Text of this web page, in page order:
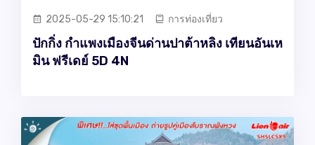
2025-05-29 15:10:21 การท่องเที่ยว
ปักกิ่ง กำแพงเมืองจีนด่านปาต้าหลิง เทียนอันเห
มิน ฟรีเดย์ 5D 4N